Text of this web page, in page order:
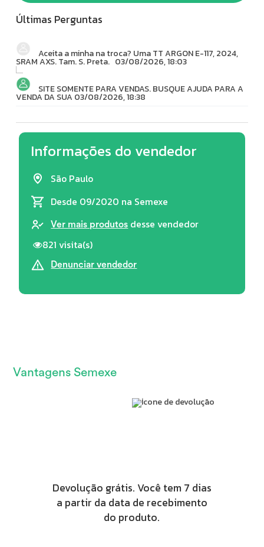
Últimas Perguntas
Aceita a minha na troca? Uma TT ARGON E-117, 2024,
SRAM AXS. Tam. S. Preta. 03/08/2026, 18:03
SITE SOMENTE PARA VENDAS. BUSQUE AJUDA PARA A
VENDA DA SUA 03/08/2026, 18:38
Informações do vendedor
São Paulo
Desde 09/2020 na Semexe
Ver mais produtos desse vendedor
821 visita(s)
Denunciar vendedor
Vantagens Semexe
Devolução grátis. Você tem 7 dias
a partir da data de recebimento
do produto.